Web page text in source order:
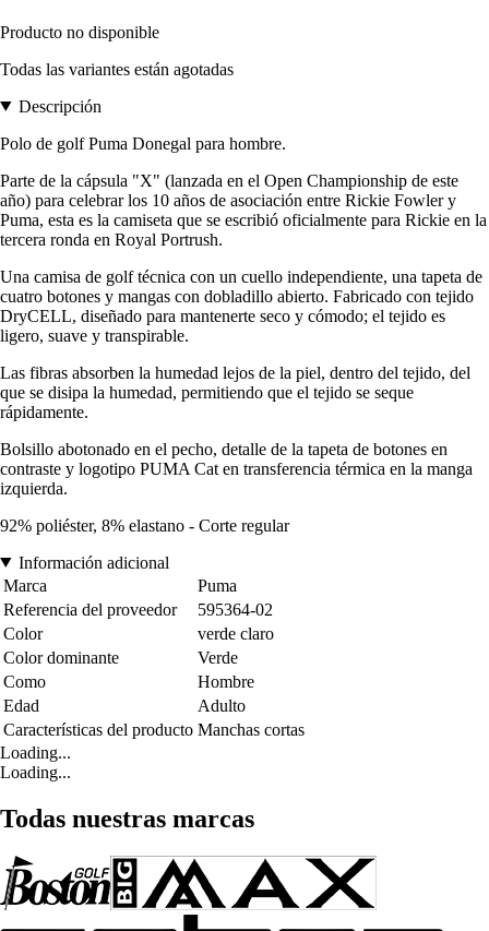
Producto no disponible
Todas las variantes están agotadas
Descripción
Polo de golf Puma Donegal para hombre.
Parte de la cápsula "X" (lanzada en el Open Championship de este
año) para celebrar los 10 años de asociación entre Rickie Fowler y
Puma, esta es la camiseta que se escribió oficialmente para Rickie en la
tercera ronda en Royal Portrush.
Una camisa de golf técnica con un cuello independiente, una tapeta de
cuatro botones y mangas con dobladillo abierto. Fabricado con tejido
DryCELL, diseñado para mantenerte seco y cómodo; el tejido es
ligero, suave y transpirable.
Las fibras absorben la humedad lejos de la piel, dentro del tejido, del
que se disipa la humedad, permitiendo que el tejido se seque
rápidamente.
Bolsillo abotonado en el pecho, detalle de la tapeta de botones en
contraste y logotipo PUMA Cat en transferencia térmica en la manga
izquierda.
92% poliéster, 8% elastano - Corte regular
Información adicional
Marca
Puma
Referencia del proveedor
595364-02
Color
verde claro
Color dominante
Verde
Como
Hombre
Edad
Adulto
Características del producto Manchas cortas
Loading...
Loading...
Todas nuestras marcas